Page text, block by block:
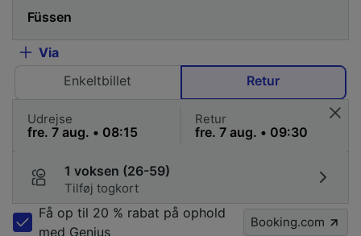
Via
Enkeltbillet
Retur
Udrejse Retur
1 voksen (26-59)
Tilføj togkort
Få op til 20 % rabat på ophold
med Genius
Booking.com